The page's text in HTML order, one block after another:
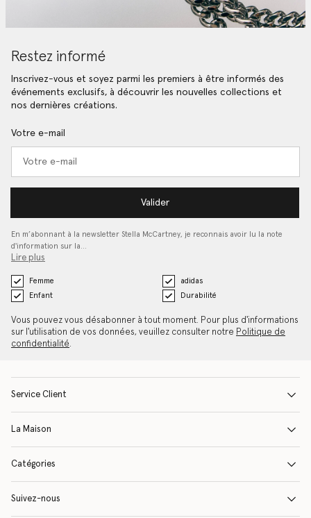
Restez informé
Inscrivez-vous et soyez parmi les premiers à être informés des
événements exclusifs, à découvrir les nouvelles collections et
nos dernières créations.
Votre e-mail
Valider
En m’abonnant à la newsletter Stella McCartney, je reconnais avoir lu la note
d'information sur la…
Lire plus
Femme
adidas
Enfant
Durabilité
Vous pouvez vous désabonner à tout moment. Pour plus d'informations
sur l'utilisation de vos données, veuillez consulter notre Politique de
confidentialité.
Service Client
La Maison
Catégories
Suivez-nous